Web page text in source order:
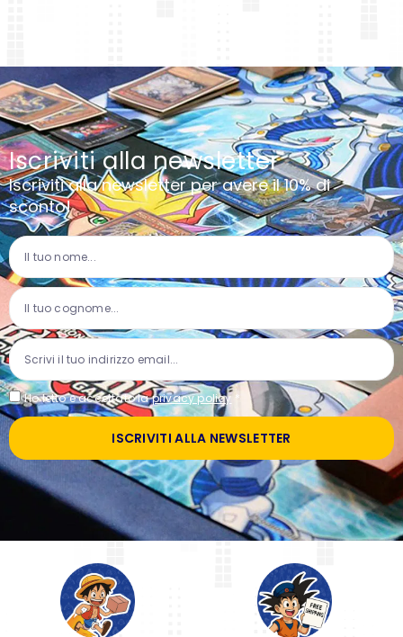
Iscriviti alla newsletter
Iscriviti alla newsletter per avere il 10% di
sconto!
Ho letto e accettato laprivacy policy *
ISCRIVITI ALLA NEWSLETTER